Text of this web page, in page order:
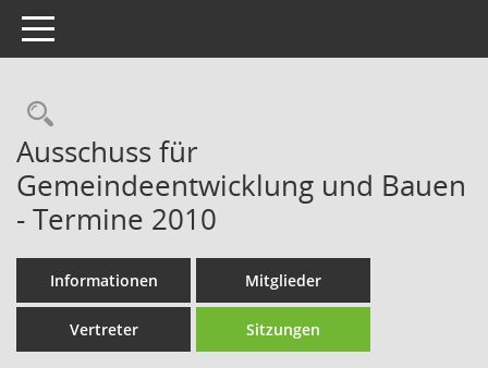
Toggle navigation
Rechercheauswahl
Ausschuss für
Gemeindeentwicklung und Bauen
- Termine 2010
Informationen Mitglieder
Vertreter Sitzungen